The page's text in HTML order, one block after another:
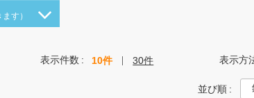
す）
表示件数 10件 30件 表示方
並び順